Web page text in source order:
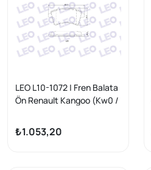
LEO L10-1072 | Fren Balata
Ön Renault Kangoo (Kw0 /
Cıtan (415) 109 CDI 2012-/
Cıtan (415) 108 CDI 2012 -
₺1.053,20